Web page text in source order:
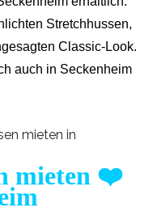
Stretchhussen,
Classic-Look.
auch in Seckenheim
mieten ❤️